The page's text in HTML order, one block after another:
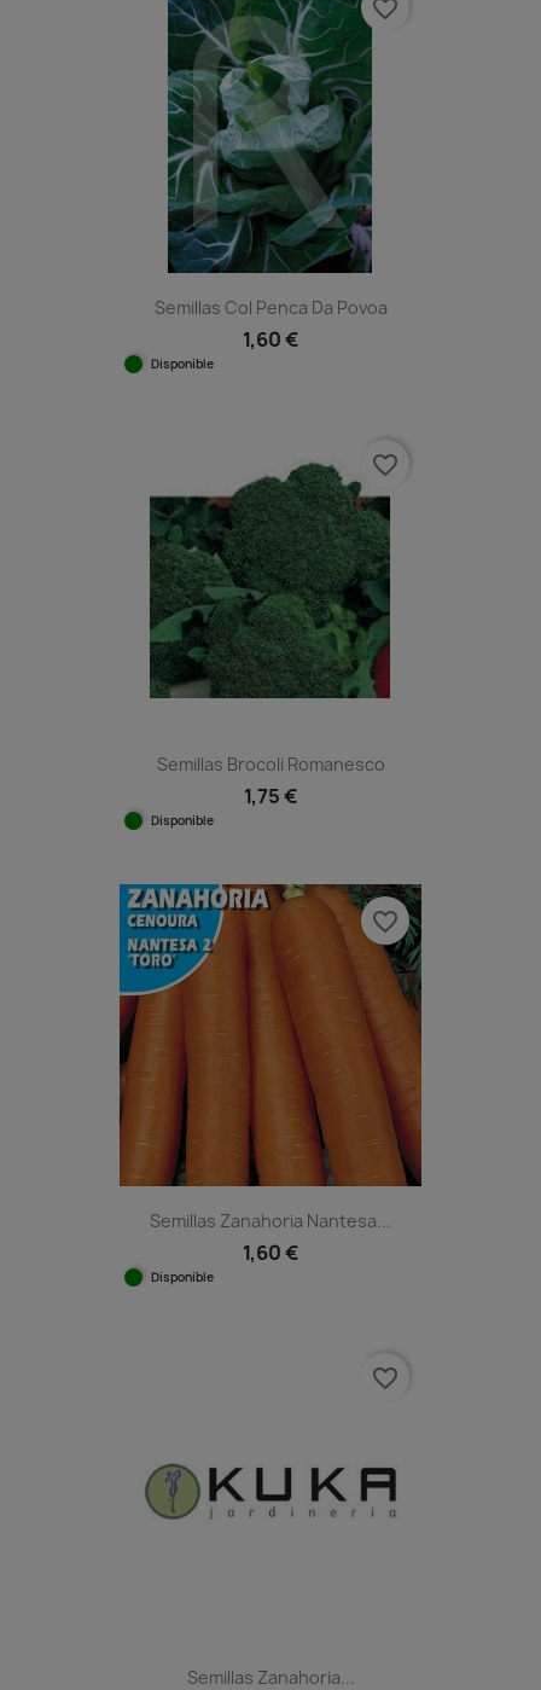
Semillas Col Penca Da Povoa
1,60 €
Disponible
favorite_border
Semillas Brocoli Romanesco
1,75 €
Disponible
favorite_border
Semillas Zanahoria Nantesa...
1,60 €
Disponible
favorite_border
Semillas Zanahoria...
favorite_border